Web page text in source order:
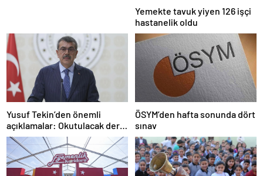
Yemekte tavuk yiyen 126 işçi
hastanelik oldu
Yusuf Tekin’den önemli
açıklamalar: Okutulacak dersi
kalmamış öğretmene branş
değişikliği masada
ÖSYM’den hafta sonunda dört
sınav